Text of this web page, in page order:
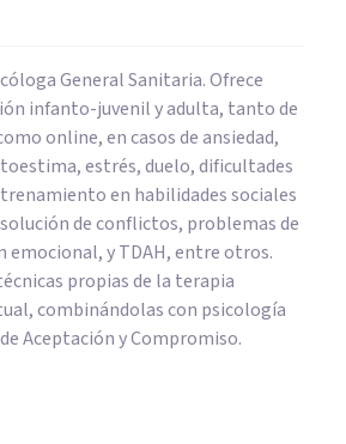
General Sanitaria. Ofrece
infanto-juvenil y adulta, tanto de
online, en casos de ansiedad,
estrés, duelo, dificultades
en habilidades sociales
de conflictos, problemas de
emocional, y TDAH, entre otros.
propias de la terapia
combinándolas con psicología
Aceptación y Compromiso.